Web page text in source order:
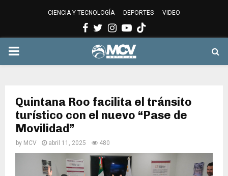
CIENCIA Y TECNOLOGÍA DEPORTES VIDEO
Facebook
Twitter
Instagram
Youtube
PRIMARY
Quintana Roo facilita el tránsito
turístico con el nuevo “Pase de
Movilidad”
by MCV abril 11, 2025 480